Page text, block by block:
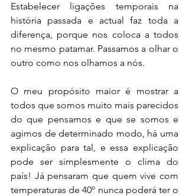
Estabelecer ligações temporais na
história passada e actual faz toda a
diferença, porque nos coloca a todos
no mesmo patamar. Passamos a olhar o
outro como nos olhamos a nós.
O meu propósito maior é mostrar a
todos que somos muito mais parecidos
do que pensamos e que se somos e
agimos de determinado modo, há uma
explicação para tal, e essa explicação
pode ser simplesmente o clima do
país! Já pensaram que quem vive com
temperaturas de 40º nunca poderá ter o